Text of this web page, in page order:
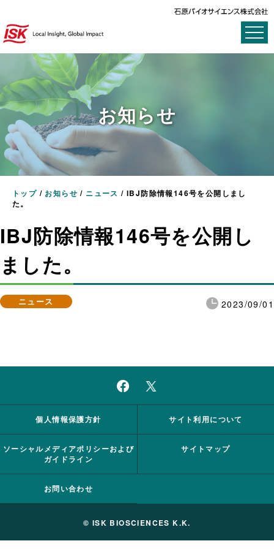
お知らせ
トップ / お知らせ / ニュース /IBJ防除情報146号を公開しまし
た。
IBJ防除情報146号を公開し
ました。
2023/09/01
ニュース
個人情報保護方針 サイト利用について
ソーシャルメディアポリシーおよび
ガイドライン
サイトマップ
お問い合わせ
© ISK BIOSCIENCES K.K.